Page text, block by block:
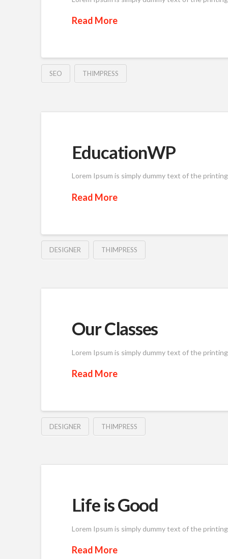
Read More
SEO THIMPRESS
EducationWP
Lorem Ipsum is simply dummy text of the
Read More
DESIGNER THIMPRESS
Our Classes
Lorem Ipsum is simply dummy text of the
Read More
DESIGNER THIMPRESS
Life is Good
Lorem Ipsum is simply dummy text of the
Read More